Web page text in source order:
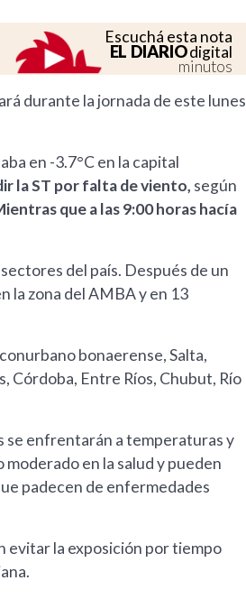
Escuchá esta nota
EL DIARIOdigital
minutos
durante la jornada de este lunes
en -3.7°C en la capital
la ST por falta de viento, según
que a las 9:00 horas hacía
del país. Después de un
la zona del AMBA y en 13
bonaerense, Salta,
Córdoba, Entre Ríos, Chubut, Río
se enfrentarán a temperaturas y
en la salud y pueden
padecen de enfermedades
evitar la exposición por tiempo